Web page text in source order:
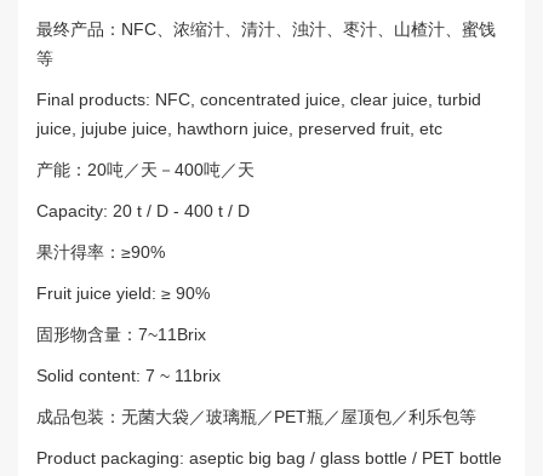
最终产品：NFC、浓缩汁、清汁、浊汁、枣汁、山楂汁、蜜饯
等
Final products: NFC, concentrated juice, clear juice, turbid
juice, jujube juice, hawthorn juice, preserved fruit, etc
产能：20吨／天－400吨／天
Capacity: 20 t / D - 400 t / D
果汁得率：≥90%
Fruit juice yield: ≥ 90%
固形物含量：7~11Brix
Solid content: 7 ~ 11brix
成品包装：无菌大袋／玻璃瓶／PET瓶／屋顶包／利乐包等
Product packaging: aseptic big bag / glass bottle / PET bottle